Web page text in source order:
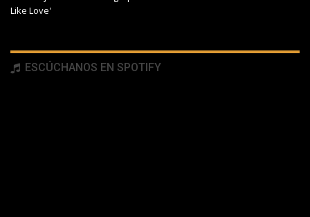
Like Love'
ESCÚCHANOS EN SPOTIFY